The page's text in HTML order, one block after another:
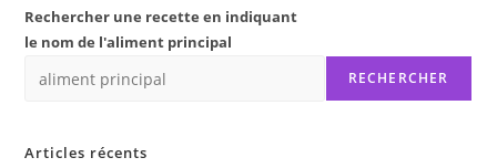
Rechercher une recette en indiquant
le nom de l'aliment principal
RECHERCHER
Articles récents